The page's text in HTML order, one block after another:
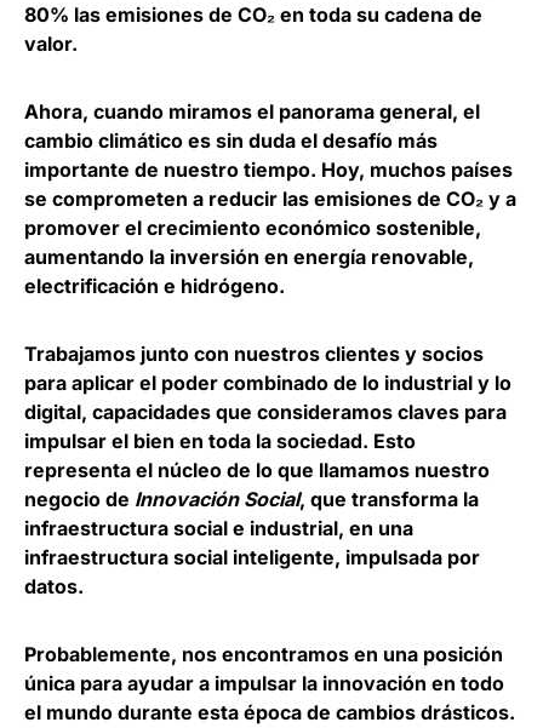
80% las emisiones de CO₂ en toda su cadena de
valor.
Ahora, cuando miramos el panorama general, el
cambio climático es sin duda el desafío más
importante de nuestro tiempo. Hoy, muchos países
se comprometen a reducir las emisiones de CO₂ y a
promover el crecimiento económico sostenible,
aumentando la inversión en energía renovable,
electrificación e hidrógeno.
Trabajamos junto con nuestros clientes y socios
para aplicar el poder combinado de lo industrial y lo
digital, capacidades que consideramos claves para
impulsar el bien en toda la sociedad. Esto
representa el núcleo de lo que llamamos nuestro
negocio de Innovación Social, que transforma la
infraestructura social e industrial, en una
infraestructura social inteligente, impulsada por
datos.
Probablemente, nos encontramos en una posición
única para ayudar a impulsar la innovación en todo
el mundo durante esta época de cambios drásticos.